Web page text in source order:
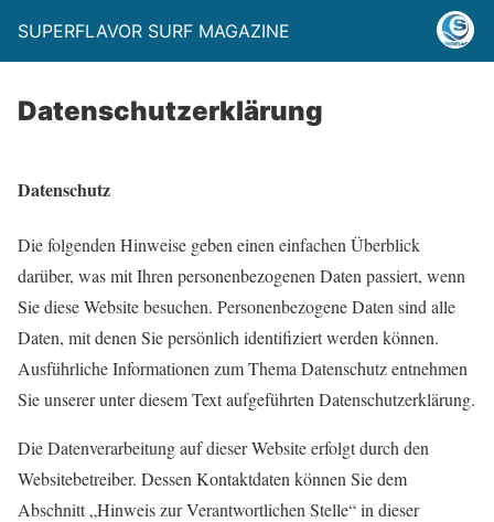
SUPERFLAVOR SURF MAGAZINE
Datenschutzerklärung
Datenschutz
Die folgenden Hinweise geben einen einfachen Überblick
darüber, was mit Ihren personenbezogenen Daten passiert, wenn
Sie diese Website besuchen. Personenbezogene Daten sind alle
Daten, mit denen Sie persönlich identifiziert werden können.
Ausführliche Informationen zum Thema Datenschutz entnehmen
Sie unserer unter diesem Text aufgeführten Datenschutzerklärung.
Die Datenverarbeitung auf dieser Website erfolgt durch den
Websitebetreiber. Dessen Kontaktdaten können Sie dem
Abschnitt „Hinweis zur Verantwortlichen Stelle“ in dieser